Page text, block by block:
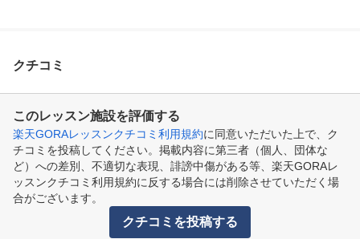
クチコミ
このレッスン施設を評価する
楽天GORAレッスンクチコミ利用規約に同意いただいた上で、ク
チコミを投稿してください。掲載内容に第三者（個人、団体な
ど）への差別、不適切な表現、誹謗中傷がある等、楽天GORAレ
ッスンクチコミ利用規約に反する場合には削除させていただく場
合がございます。
クチコミを投稿する